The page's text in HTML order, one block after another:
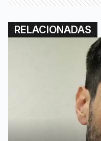
RELACIONADAS